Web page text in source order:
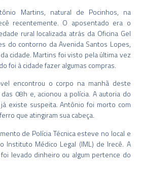
Martins, natural de Pocinhos, na
recentemente. O aposentado era o
rural localizada atrás da Oficina Gel
do contorno da Avenida Santos Lopes,
cidade. Martins foi visto pela última vez
foi à cidade fazer algumas compras.
encontrou o corpo na manhã deste
08h e, acionou a polícia. A autoria do
existe suspeita. Antônio foi morto com
que atingiram sua cabeça.
de Polícia Técnica esteve no local e
Instituto Médico Legal (IML) de Irecê. A
levado dinheiro ou algum pertence do